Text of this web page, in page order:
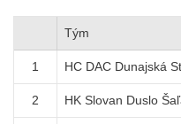
Tým
1 HC DAC Dunajská
2 HK Slovan Duslo